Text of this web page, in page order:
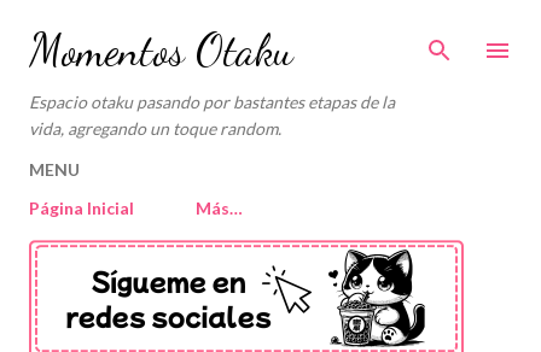
Ir al contenido principal
Momentos Otaku
Espacio otaku pasando por bastantes etapas de la
vida, agregando un toque random.
MENU
Página Inicial
Más…